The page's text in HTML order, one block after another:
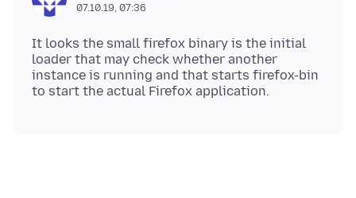
07.10.19, 07:36
It looks the small firefox binary is the initial
loader that may check whether another
instance is running and that starts firefox-bin